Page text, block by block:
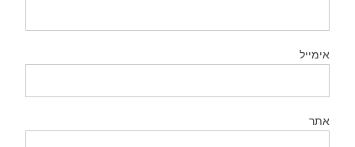
אימייל
אתר